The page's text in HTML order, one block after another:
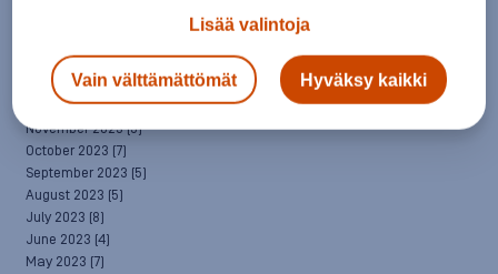
February 2024(4)
January 2024 (7)
December 2023(5)
November 2023(5)
October 2023 (7)
September 2023 (5)
August 2023 (5)
July 2023 (8)
June 2023 (4)
May 2023 (7)
Lisää valintoja
Vain välttämättömät Hyväksy kaikki